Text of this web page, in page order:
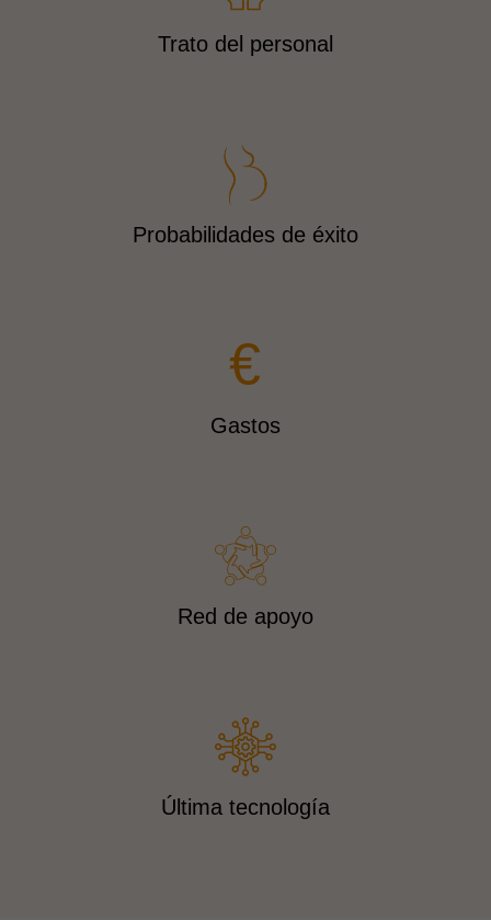
Trato del personal
Probabilidades de éxito
€
Gastos
Red de apoyo
Última tecnología